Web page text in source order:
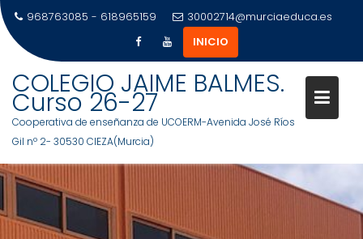
contenido
968763085 - 618965159
30002714@murciaeduca.es
INICIO
COLEGIO JAIME BALMES.
Curso 26-27
Cooperativa de enseñanza de UCOERM-Avenida José Ríos
Gil nº 2- 30530 CIEZA(Murcia)